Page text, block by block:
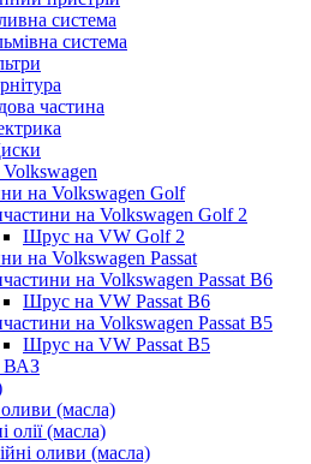
система
система
частина
на Volkswagen Golf
на Volkswagen Golf 2
Шрус на VW Golf 2
на Volkswagen Passat
на Volkswagen Passat B6
Шрус на VW Passat B6
на Volkswagen Passat B5
Шрус на VW Passat B5
ВАЗ
(масла)
олії (масла)
оливи (масла)